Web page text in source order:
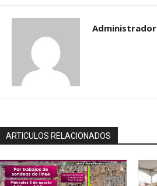
Administrador
ARTICULOS RELACIONADOS